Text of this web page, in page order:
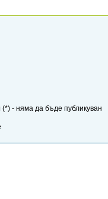
- няма да бъде публикуван